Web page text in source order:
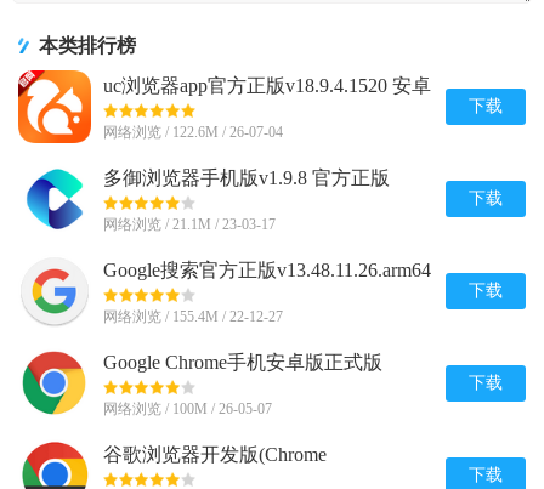
本类排行榜
uc浏览器app官方正版v18.9.4.1520 安卓
手机版
网络浏览 / 122.6M / 26-07-04
下载
多御浏览器手机版v1.9.8 官方正版
网络浏览 / 21.1M / 23-03-17
下载
Google搜索官方正版v13.48.11.26.arm64
安卓版
网络浏览 / 155.4M / 22-12-27
下载
Google Chrome手机安卓版正式版
v148.0.7778.120 最新版
网络浏览 / 100M / 26-05-07
下载
谷歌浏览器开发版(Chrome
Dev)v149.0.7815.0 安卓最新版
下载